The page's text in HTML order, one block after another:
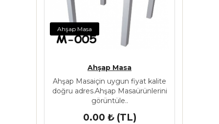
Ahşap Masa
Ahşap Masa
Ahşap Masaiçin uygun fiyat kalite
doğru adres.Ahşap Masaürünlerini
görüntüle..
0.00 ₺ (TL)